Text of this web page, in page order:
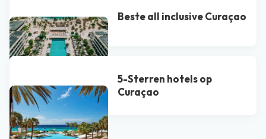
Beste all inclusive Curaçao
5-Sterren hotels op
Curaçao
Bekijk alle blogs